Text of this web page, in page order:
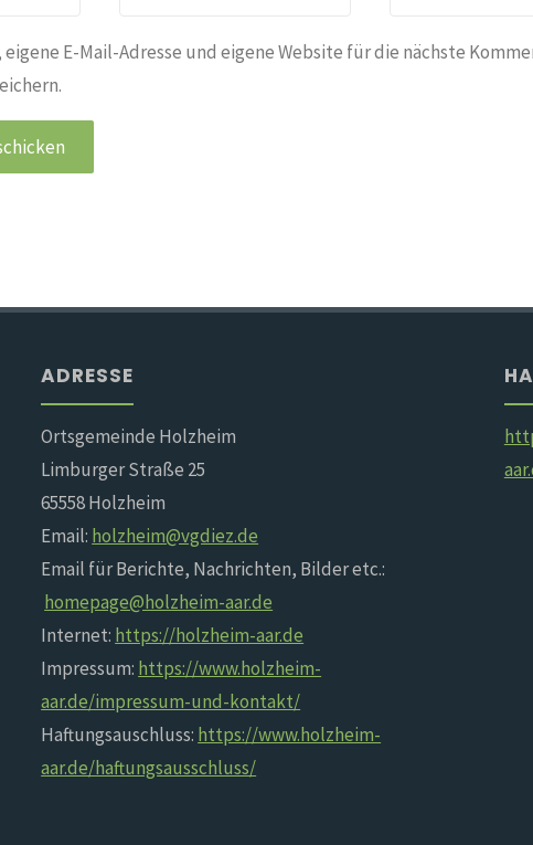
eigene E-Mail-Adresse und eigene Website für die nächste
ADRESSE
Ortsgemeinde Holzheim
Limburger Straße 25
65558 Holzheim
Email: holzheim@vgdiez.de
Email für Berichte, Nachrichten, Bilder etc.:
homepage@holzheim-aar.de
Internet: https://holzheim-aar.de
Impressum: https://www.holzheim-
aar.de/impressum-und-kontakt/
Haftungsauschluss: https://www.holzheim-
aar.de/haftungsausschluss/